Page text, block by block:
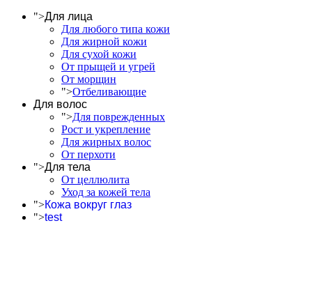
">Для лица
Для любого типа кожи
Для жирной кожи
Для сухой кожи
От прыщей и угрей
От морщин
">Отбеливающие
Для волос
">Для поврежденных
Рост и укрепление
Для жирных волос
От перхоти
">Для тела
От целлюлита
Уход за кожей тела
">Кожа вокруг глаз
">test